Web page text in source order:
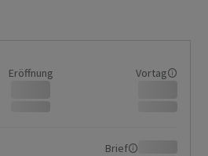
Eröffnung Vortag
Brief